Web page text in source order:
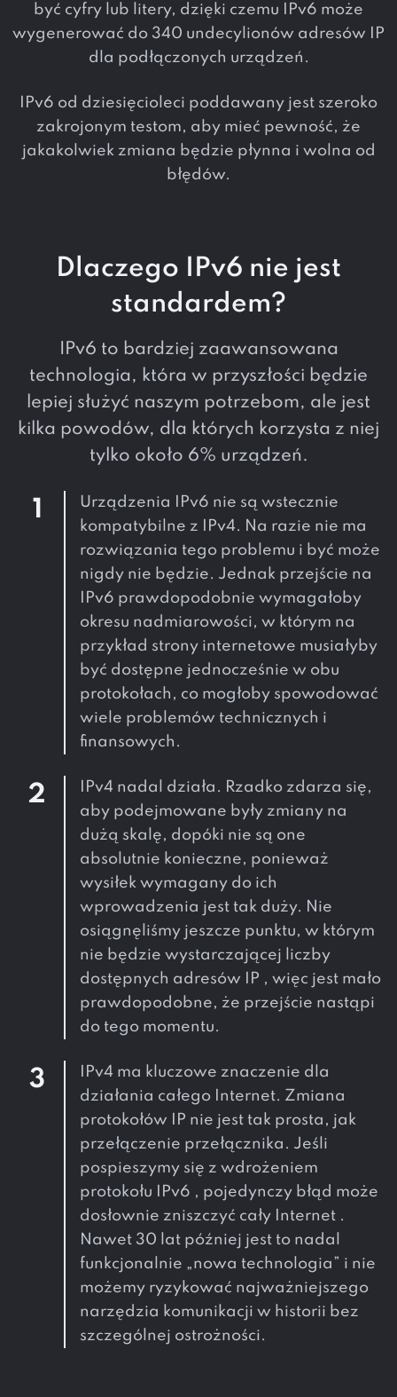
być cyfry lub litery, dzięki czemu IPv6 może
wygenerować do 340 undecylionów adresów IP
dla podłączonych urządzeń.
IPv6 od dziesięcioleci poddawany jest szeroko
zakrojonym testom, aby mieć pewność, że
jakakolwiek zmiana będzie płynna i wolna od
błędów.
Dlaczego IPv6 nie jest
standardem?
IPv6 to bardziej zaawansowana
technologia, która w przyszłości będzie
lepiej służyć naszym potrzebom, ale jest
kilka powodów, dla których korzysta z niej
tylko około 6% urządzeń.
1
Urządzenia IPv6 nie są wstecznie
kompatybilne z IPv4. Na razie nie ma
rozwiązania tego problemu i być może
nigdy nie będzie. Jednak przejście na
IPv6 prawdopodobnie wymagałoby
okresu nadmiarowości, w którym na
przykład strony internetowe musiałyby
być dostępne jednocześnie w obu
protokołach, co mogłoby spowodować
wiele problemów technicznych i
finansowych.
2
IPv4 nadal działa. Rzadko zdarza się,
aby podejmowane były zmiany na
dużą skalę, dopóki nie są one
absolutnie konieczne, ponieważ
wysiłek wymagany do ich
wprowadzenia jest tak duży. Nie
osiągnęliśmy jeszcze punktu, w którym
nie będzie wystarczającej liczby
dostępnych adresów IP , więc jest mało
prawdopodobne, że przejście nastąpi
do tego momentu.
3
IPv4 ma kluczowe znaczenie dla
działania całego Internet. Zmiana
protokołów IP nie jest tak prosta, jak
przełączenie przełącznika. Jeśli
pospieszymy się z wdrożeniem
protokołu IPv6 , pojedynczy błąd może
dosłownie zniszczyć cały Internet .
Nawet 30 lat później jest to nadal
funkcjonalnie „nowa technologia” i nie
możemy ryzykować najważniejszego
narzędzia komunikacji w historii bez
szczególnej ostrożności.